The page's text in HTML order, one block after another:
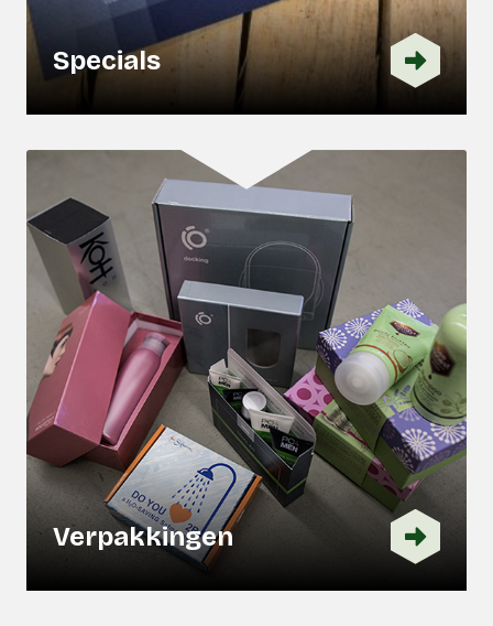
Specials
Verpakkingen